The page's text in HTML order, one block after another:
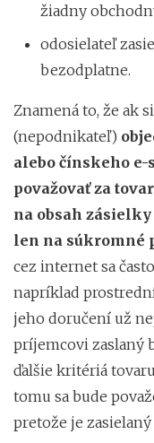
žiadny
odosielateľ
bezodplatne.
Znamená to, že ak
(nepodnikateľ)
alebo čínskeho
považovať za
na obsah
len na súkromné
cez internet sa
napríklad
jeho doručení už
príjemcovi zaslaný
ďalšie kritériá
tomu sa bude
pretože je